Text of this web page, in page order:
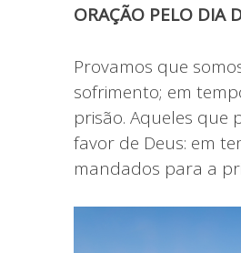
ORAÇÃO PELO DIA
Provamos que
sofrimento; em
prisão. Aqueles que
favor de Deus: em
mandados para a